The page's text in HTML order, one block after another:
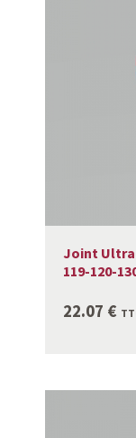
Joint
119-120-
22.07 €